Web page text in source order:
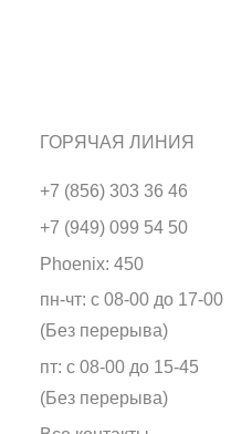
ГОРЯЧАЯ ЛИНИЯ
+7 (856) 303 36 46
+7 (949) 099 54 50
Phoenix: 450
пн-чт: с 08-00 до 17-00
(Без перерыва)
пт: с 08-00 до 15-45
(Без перерыва)